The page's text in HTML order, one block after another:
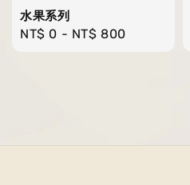
水果系列
Regular
NT$ 0 - NT$ 800